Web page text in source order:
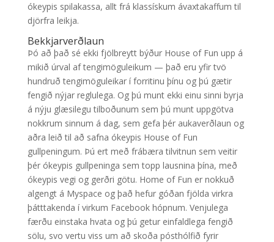
ókeypis spilakassa, allt frá klassískum ávaxtakaffum til
djörfra leikja.
Bekkjarverðlaun
Þó að það sé ekki fjölbreytt býður House of Fun upp á
mikið úrval af tengimöguleikum — það eru yfir tvö
hundruð tengimöguleikar í forritinu þínu og þú gætir
fengið nýjar reglulega. Og þú munt ekki einu sinni byrja
á nýju glæsilegu tilboðunum sem þú munt uppgötva
nokkrum sinnum á dag, sem gefa þér aukaverðlaun og
aðra leið til að safna ókeypis House of Fun
gullpeningum. Þú ert með frábæra tilvitnun sem veitir
þér ókeypis gullpeninga sem topp lausnina þína, með
ókeypis vegi og gerðri götu. Home of Fun er nokkuð
algengt á Myspace og það hefur góðan fjölda virkra
þátttakenda í virkum Facebook hópnum. Venjulega
færðu einstaka hvata og þú getur einfaldlega fengið
sölu, svo vertu viss um að skoða pósthólfið fyrir